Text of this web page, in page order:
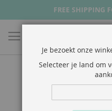
FREE SHIPPING
Je bezoekt onze
Selecteer je land om